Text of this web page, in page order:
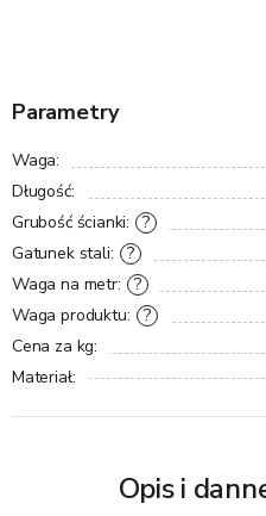
Parametry
Waga:
Długość:
?
Grubość ścianki:
?
Gatunek stali:
?
Waga na metr:
?
Waga produktu:
Cena za kg:
Materiał:
Opis i